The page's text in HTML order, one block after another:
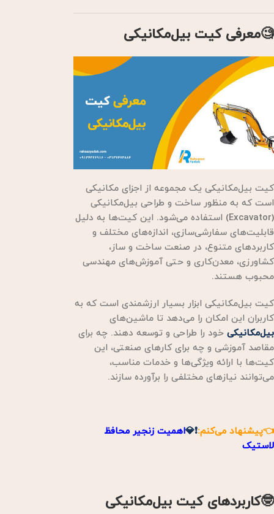
🧐معرفی کیت بیل‌مکانیکی
کیت بیل‌مکانیکی یک مجموعه از اجزای مکانیکی
است که به منظور ساخت و طراحی بیل‌مکانیکی
(Excavator) استفاده می‌شود. این کیت‌ها به دلیل
قابلیت‌های سفارشی‌سازی، اندازه‌های مختلف و
کاربردهای متنوع، در صنعت ساخت و ساز،
کشاورزی، معدن‌کاری و حتی آموزش‌های مهندسی
محبوب هستند.
کیت بیل‌مکانیکی ابزار بسیار ارزشمندی است که به
کاربران این امکان را می‌دهد تا ماشین‌های
بیل‌مکانیکی خود را طراحی و توسعه دهند. چه برای
مقاصد آموزشی و چه برای کارهای صنعتی، این
کیت‌ها با ارائه ویژگی‌ها و خدمات مناسب،
می‌توانند نیازهای مختلفی را برآورده سازند.
👈پیشنهاد می‌کنم:❗💎اهمیت زنجیر محافظ
لاستیک
🤓کاربردهای کیت بیل‌مکانیکی